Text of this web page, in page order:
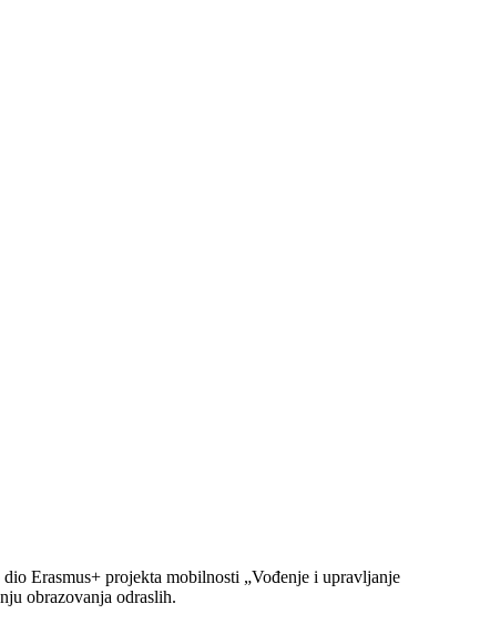
Erasmus+ projekta mobilnosti „Vođenje i upravljanje
obrazovanja odraslih.